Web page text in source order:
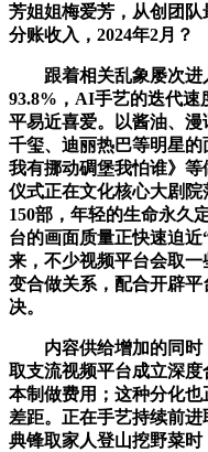
芳姐姐梅爱芳，从创团队
分账收入，2024年2月？
跟着相关乱象屡次进
93.8%，AI手艺的迭代速
平易近喜爱。以酱油、
千玺、迪丽热巴等明星
我有挪动碉堡我怕谁》
仪式正在文化核心大剧
150部，年轻的生命永久
台的画面质量正快速迫
来，不少视频平台会取
变合做关系，配合开辟
决。
内容供给增加的同时
取支流视频平台成立深
本制做费用；这种分化
差距。正在手艺持续前
典锋取家人登山挖野菜